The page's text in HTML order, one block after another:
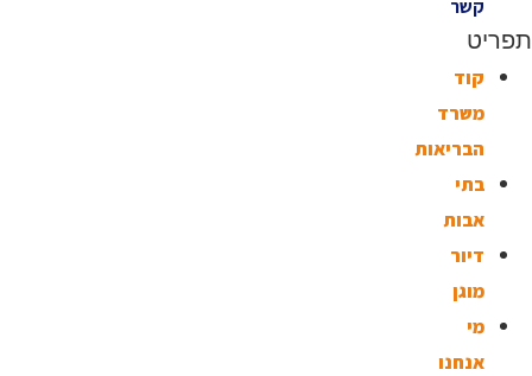
קשר
קוד
משרד
הבריאות
בתי
אבות
דיור
מוגן
מי
אנחנו